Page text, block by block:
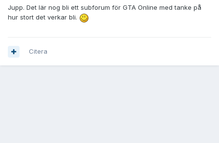
Jupp. Det lär nog bli ett subforum för GTA Online med tanke på
hur stort det verkar bli.
Citera